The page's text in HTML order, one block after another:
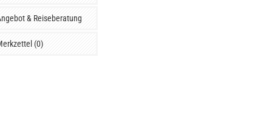
& Reiseberatung
(0)